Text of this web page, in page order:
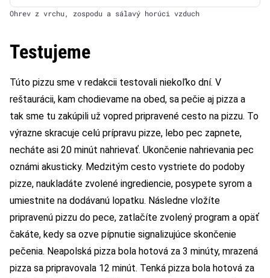
Ohrev z vrchu, zospodu a sálavý horúci vzduch
Testujeme
Túto pizzu sme v redakcii testovali niekoľko dní. V
reštaurácii, kam chodievame na obed, sa pečie aj pizza a
tak sme tu zakúpili už vopred pripravené cesto na pizzu. To
výrazne skracuje celú prípravu pizze, lebo pec zapnete,
necháte asi 20 minút nahrievať. Ukončenie nahrievania pec
oznámi akusticky. Medzitým cesto vystriete do podoby
pizze, naukladáte zvolené ingrediencie, posypete syrom a
umiestnite na dodávanú lopatku. Následne vložíte
pripravenú pizzu do pece, zatlačíte zvolený program a opäť
čakáte, kedy sa ozve pípnutie signalizujúce skončenie
pečenia. Neapolská pizza bola hotová za 3 minúty, mrazená
pizza sa pripravovala 12 minút. Tenká pizza bola hotová za